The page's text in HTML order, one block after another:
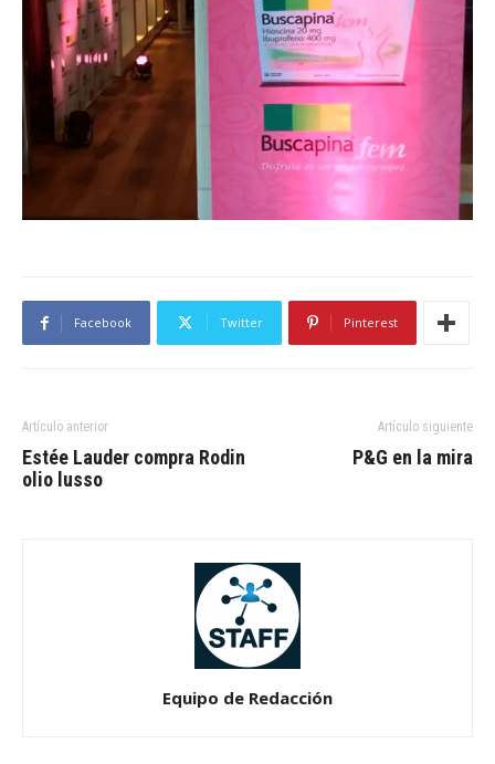
Facebook Twitter Pinterest
Artículo anterior
Estée Lauder compra Rodin
olio lusso
Artículo siguiente
P&G en la mira
Equipo de Redacción